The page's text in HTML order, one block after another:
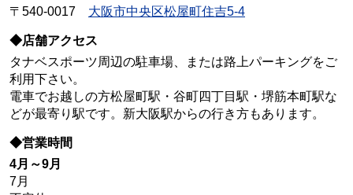
〒540-0017 大阪市中央区松屋町住吉5-4
◆店舗アクセス
タナベスポーツ周辺の駐車場、または路上パーキングをご
利用下さい。
電車でお越しの方松屋町駅・谷町四丁目駅・堺筋本町駅な
どが最寄り駅です。新大阪駅からの行き方もあります。
◆営業時間
4月～9月
7月